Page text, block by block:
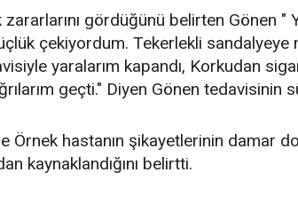
gördüğünü belirten Gönen "
çekiyordum. Tekerlekli sandalyeye
yaralarım kapandı, Korkudan
geçti." Diyen Gönen tedavisinin
Örnek hastanın şikayetlerinin damar
kaynaklandığını belirtti.